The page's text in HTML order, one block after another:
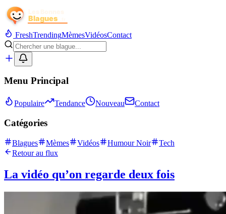
FreshTrendingMèmesVidéosContact
Menu Principal
Populaire Tendance Nouveau Contact
Catégories
Blagues Mèmes Vidéos Humour Noir
Tech
Retour au flux
La vidéo qu’on regarde deux fois